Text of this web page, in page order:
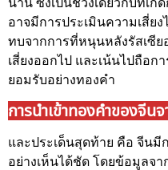
อาจมีการประเมินความเสี่ยง
ทบจากการที่หนุนหลังรัสเซีย
เสี่ยงออกไป และเน้นไปถือ
ยอมรับอย่างทองคำ
การนำเข้าทองคำของจีน
และประเด็นสุดท้าย คือ จีนมี
อย่างเห็นได้ชัด โดยข้อมูลจา